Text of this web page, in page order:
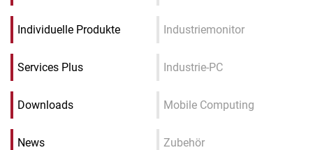
Individuelle Produkte
Services Plus
Downloads
News
Industriemonitor
Industrie-PC
Mobile Computing
Zubehör